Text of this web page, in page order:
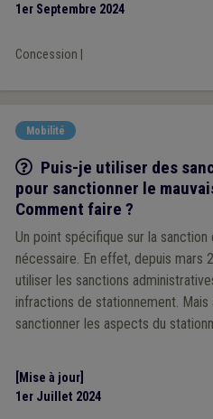
1er Septembre 2024
Concession
Mobilité
Q/R
Puis-je utiliser des
pour sanctionner le
Comment faire ?
Un point spécifique sur la
nécessaire. En effet, depuis mars
utiliser les sanctions
infractions de stationnement. Mais
sanctionner les aspects du
[Mise à jour]
1er Juillet 2024